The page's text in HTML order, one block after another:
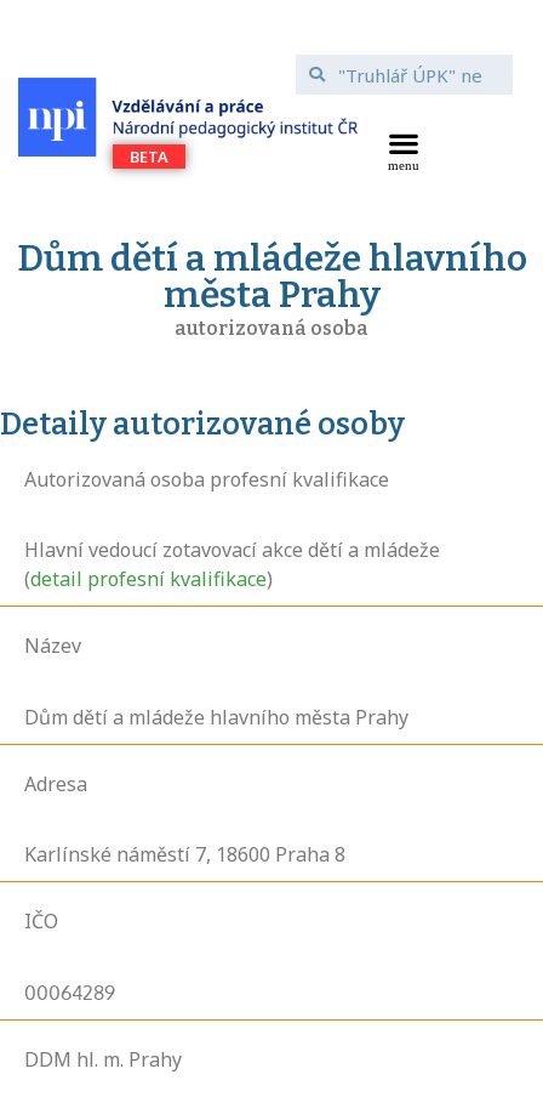
Dům dětí a mládeže hlavního
města Prahy
autorizovaná osoba
Detaily autorizované osoby
Autorizovaná osoba profesní kvalifikace
Hlavní vedoucí zotavovací akce dětí a mládeže
(detail profesní kvalifikace)
Název
Dům dětí a mládeže hlavního města Prahy
Adresa
Karlínské náměstí 7, 18600 Praha 8
IČO
00064289
DDM hl. m. Prahy